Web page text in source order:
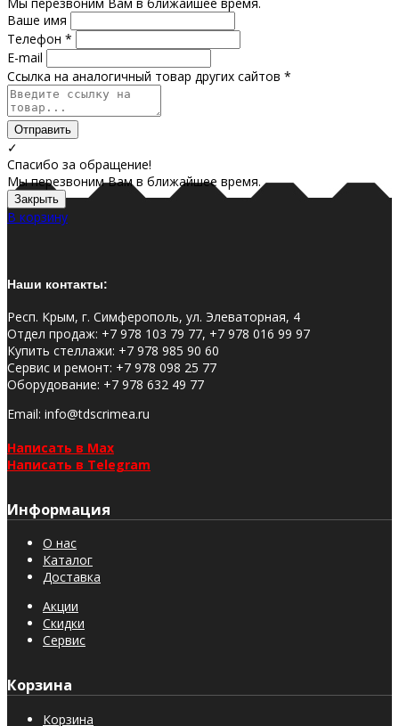
Ваше имя
Телефон *
E-mail
Ссылка на аналогичный товар других сайтов *
Отправить
✓
Спасибо за обращение!
Мы перезвоним Вам в ближайшее время.
Закрыть
В корзину
Наши контакты:
Респ. Крым, г. Симферополь, ул. Элеваторная, 4
Отдел продаж: +7 978 103 79 77, +7 978 016 99 97
Купить стеллажи: +7 978 985 90 60
Сервис и ремонт: +7 978 098 25 77
Оборудование: +7 978 632 49 77
Email: info@tdscrimea.ru
Написать в Max
Написать в Telegram
Информация
О нас
Каталог
Доставка
Акции
Скидки
Сервис
Корзина
Корзина